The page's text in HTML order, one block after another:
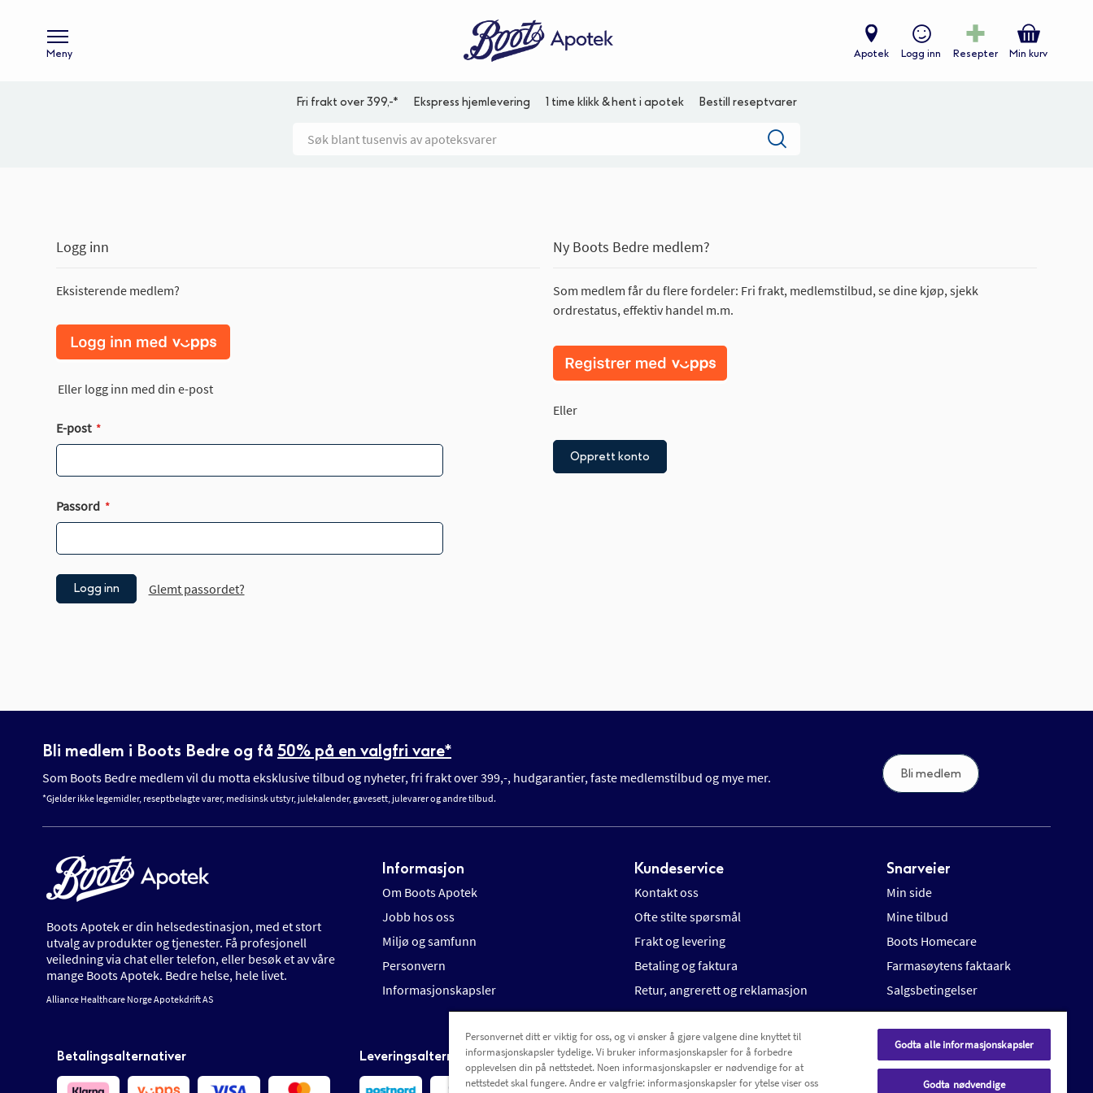
Meny Apotek Logg inn Resepter Min kurv
Fri frakt over 399,-* Ekspress hjemlevering 1 time klikk & hent i apotek Bestill reseptvarer
Logg inn
Eksisterende medlem?
Eller logg inn med din e-post
E-post
Passord
Logg inn Glemt passordet?
Ny Boots Bedre medlem?
Som medlem får du flere fordeler: Fri frakt, medlemstilbud, se dine kjøp, sjekk
ordrestatus, effektiv handel m.m.
Eller
Opprett konto
Bli medlem i Boots Bedre og få 50% på en valgfri vare*
Som Boots Bedre medlem vil du motta eksklusive tilbud og nyheter, fri frakt over 399,-, hudgarantier, faste medlemstilbud og mye mer.
*Gjelder ikke legemidler, reseptbelagte varer, medisinsk utstyr, julekalender, gavesett, julevarer og andre tilbud.
Bli medlem
Boots Apotek er din helsedestinasjon, med et stort
utvalg av produkter og tjenester. Få profesjonell
veiledning via chat eller telefon, eller besøk et av våre
mange Boots Apotek. Bedre helse, hele livet.
Alliance Healthcare Norge Apotekdrift AS
Informasjon
Om Boots Apotek
Jobb hos oss
Miljø og samfunn
Personvern
Informasjonskapsler
Kundeservice
Kontakt oss
Ofte stilte spørsmål
Frakt og levering
Betaling og faktura
Retur, angrerett og reklamasjon
Snarveier
Min side
Mine tilbud
Boots Homecare
Farmasøytens faktaark
Salgsbetingelser
Betalingsalternativer Leveringsalternativer
Personvernet ditt er viktig for oss, og vi ønsker å gjøre valgene dine knyttet til
informasjonskapsler tydelige. Vi bruker informasjonskapsler for å forbedre
opplevelsen din på nettstedet. Noen informasjonskapsler er nødvendige for at
nettstedet skal fungere. Andre er valgfrie: informasjonskapsler for ytelse viser oss
Godta alle informasjonskapsler
Godta nødvendige